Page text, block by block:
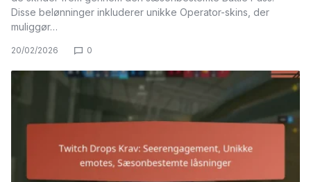
Disse belønninger inkluderer unikke Operator-skins, der
muliggør…
20/02/2026 0